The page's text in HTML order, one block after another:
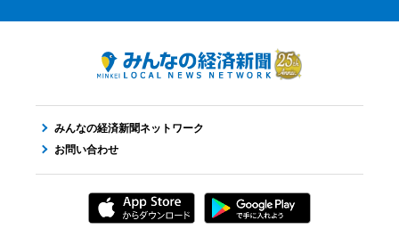
みんなの経済新聞ネットワーク
お問い合わせ